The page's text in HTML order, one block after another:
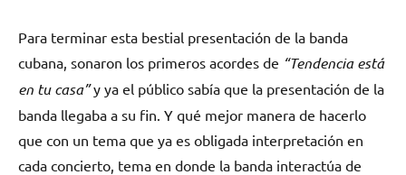
Para terminar esta bestial presentación de la banda
cubana, sonaron los primeros acordes de “Tendencia está
en tu casa”y ya el público sabía que la presentación de la
banda llegaba a su fin. Y qué mejor manera de hacerlo
que con un tema que ya es obligada interpretación en
cada concierto, tema en donde la banda interactúa de